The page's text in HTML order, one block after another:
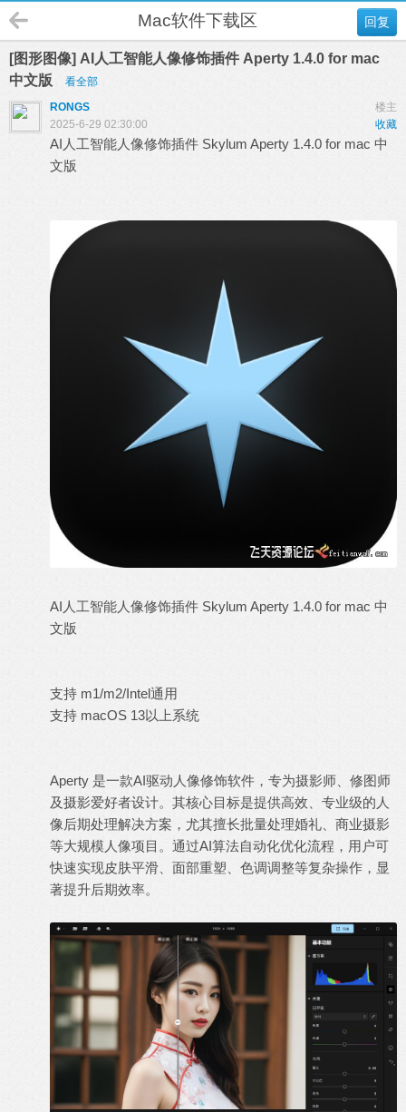
回复
Mac软件下载区
[图形图像] AI人工智能人像修饰插件 Aperty 1.4.0 for mac
中文版
看全部
楼主
RONGS
收藏
2025-6-29 02:30:00
AI人工智能人像修饰插件 Skylum Aperty 1.4.0 for mac 中
文版
AI人工智能人像修饰插件 Skylum Aperty 1.4.0 for mac 中
文版
支持 m1/m2/Intel通用
支持 macOS 13以上系统
Aperty 是一款AI驱动人像修饰软件，专为摄影师、修图师
及摄影爱好者设计。其核心目标是提供高效、专业级的人
像后期处理解决方案，尤其擅长批量处理婚礼、商业摄影
等大规模人像项目。通过AI算法自动化优化流程，用户可
快速实现皮肤平滑、面部重塑、色调调整等复杂操作，显
著提升后期效率。